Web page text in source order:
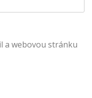
a webovou stránku